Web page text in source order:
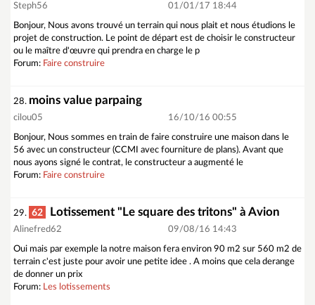
Steph56 01/01/17 18:44
Bonjour, Nous avons trouvé un terrain qui nous plait et nous étudions le
projet de construction. Le point de départ est de choisir le constructeur
ou le maître d'œuvre qui prendra en charge le p
Forum: Faire construire
28. moins value parpaing
cilou05 16/10/16 00:55
Bonjour, Nous sommes en train de faire construire une maison dans le
56 avec un constructeur (CCMI avec fourniture de plans). Avant que
nous ayons signé le contrat, le constructeur a augmenté le
Forum: Faire construire
29. 62 Lotissement "Le square des tritons" à Avion
Alinefred62 09/08/16 14:43
Oui mais par exemple la notre maison fera environ 90 m2 sur 560 m2 de
terrain c'est juste pour avoir une petite idee . A moins que cela derange
de donner un prix
Forum: Les lotissements